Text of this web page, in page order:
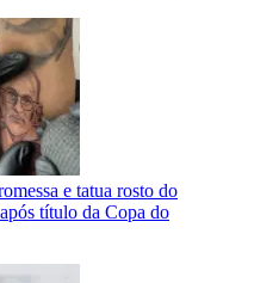
e tatua rosto do
título da Copa do